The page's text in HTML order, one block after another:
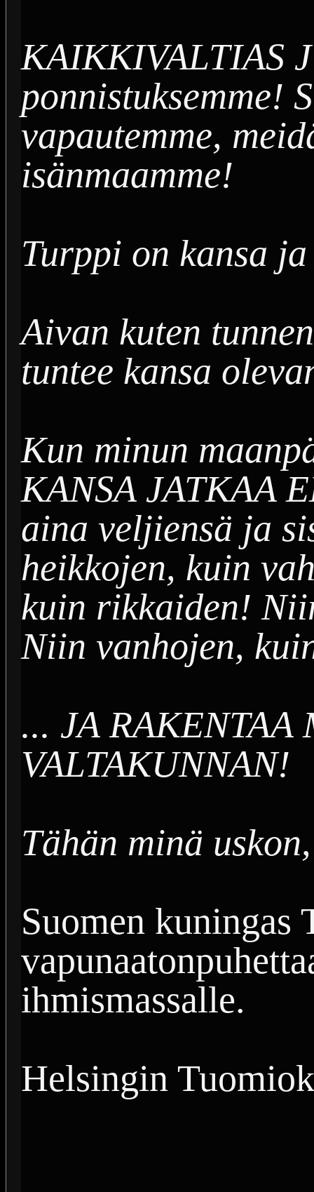
KAIKKIVALTIAS
ponnistuksemme!
vapautemme,
isänmaamme!
Turppi on kansa
Aivan kuten
tuntee kansa
Kun minun
KANSA JATKAA
aina veljiensä ja
heikkojen, kuin
kuin rikkaiden!
Niin vanhojen,
... JA
VALTAKUNNAN!
Tähän minä
Suomen kuningas
ihmismassalle.
Helsingin